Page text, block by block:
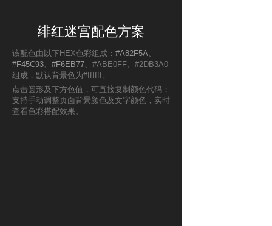
绯红迷宫配色方案
该配色由以下HEX色彩组成： #A82F5A、
#F45C93、 #F6EB77、#ABE0FF、#2DB3A0
组成，默认背景色为#ffffff。
点击圆形及下方色值，可直接复制颜色代码；
支持手动调整页面背景颜色及文字颜色，实时
查看色彩搭配效果。